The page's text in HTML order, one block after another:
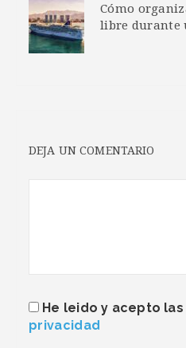
Cómo
libre durante
DEJA UN COMENTARIO
He leido y acepto las
privacidad